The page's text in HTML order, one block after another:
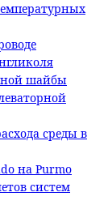
шайбы
среды в
на Purmo
систем